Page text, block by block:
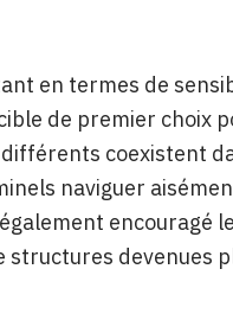
en termes de
de premier choix
coexistent
naviguer
encouragé
structures devenues